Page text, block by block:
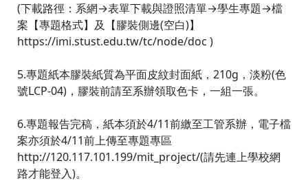
(下載路徑：系網→表單下載與證照清單→學生專題→檔
案【專題格式】及【膠裝側邊(空白)】
https://imi.stust.edu.tw/tc/node/doc )
5.專題紙本膠裝紙質為平面皮紋封面紙，210g，淡粉(色
號LCP-04)，膠裝前請至系辦領取色卡，一組一張。
6.專題報告完稿，紙本須於4/11前繳至工管系辦，電子檔
案亦須於4/11前上傳至專題專區
http://120.117.101.199/mit_project/(請先連上學校網
路才能登入)。